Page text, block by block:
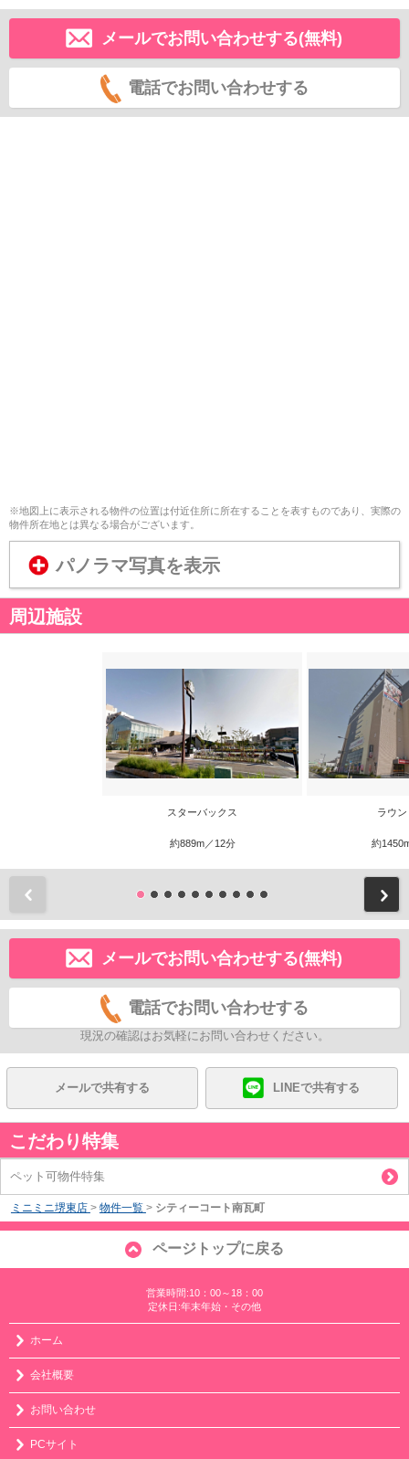
メールでお問い合わせする(無料)
電話でお問い合わせする
※地図上に表示される物件の位置は付近住所に所在することを表すものであり、実際の
物件所在地とは異なる場合がございます。
パノラマ写真を表示
周辺施設
スターバックス
約889m／12分
ラウ
約
メールでお問い合わせする(無料)
電話でお問い合わせする
現況の確認はお気軽にお問い合わせください。
メールで共有する LINEで共有する
こだわり特集
ペット可物件特集
ミニミニ堺東店 > 物件一覧 > シティーコート南瓦町
ページトップに戻る
営業時間:10：00～18：00
定休日:年末年始・その他
ホーム
会社概要
お問い合わせ
PCサイト